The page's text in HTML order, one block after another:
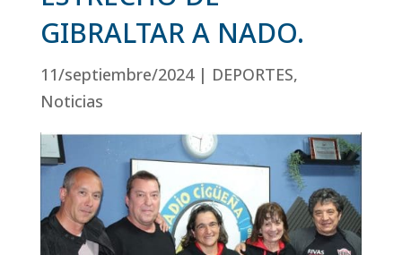
GIBRALTAR A NADO.
11/septiembre/2024| DEPORTES,
Noticias